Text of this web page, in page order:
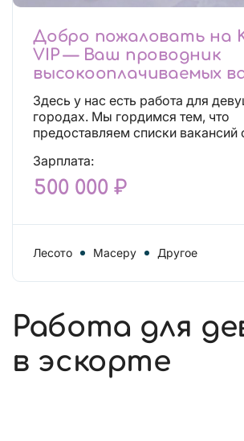
Добро пожаловать на
VIP — Ваш проводник
высокооплачиваемых
Здесь у нас есть работа для
городах. Мы гордимся тем, что
предоставляем списки вакансий
Зарплата:
500 000 ₽
Лесото Масеру Другое
Работа для
в эскорте